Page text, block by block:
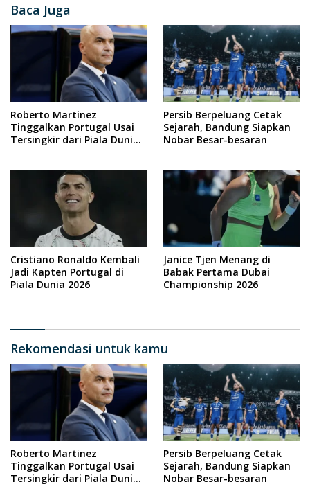
Baca Juga
Roberto Martinez
Tinggalkan Portugal Usai
Tersingkir dari Piala Dunia
Persib Berpeluang Cetak
Sejarah, Bandung Siapkan
Nobar Besar-besaran
Cristiano Ronaldo Kembali
Jadi Kapten Portugal di
Piala Dunia 2026
Janice Tjen Menang di
Babak Pertama Dubai
Championship 2026
Rekomendasi untuk kamu
Roberto Martinez
Tinggalkan Portugal Usai
Tersingkir dari Piala Dunia
Persib Berpeluang Cetak
Sejarah, Bandung Siapkan
Nobar Besar-besaran